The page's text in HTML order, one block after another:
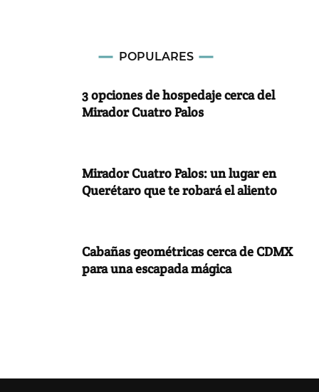
POPULARES
3 opciones de hospedaje cerca del
Mirador Cuatro Palos
Mirador Cuatro Palos: un lugar en
Querétaro que te robará el aliento
Cabañas geométricas cerca de CDMX
para una escapada mágica